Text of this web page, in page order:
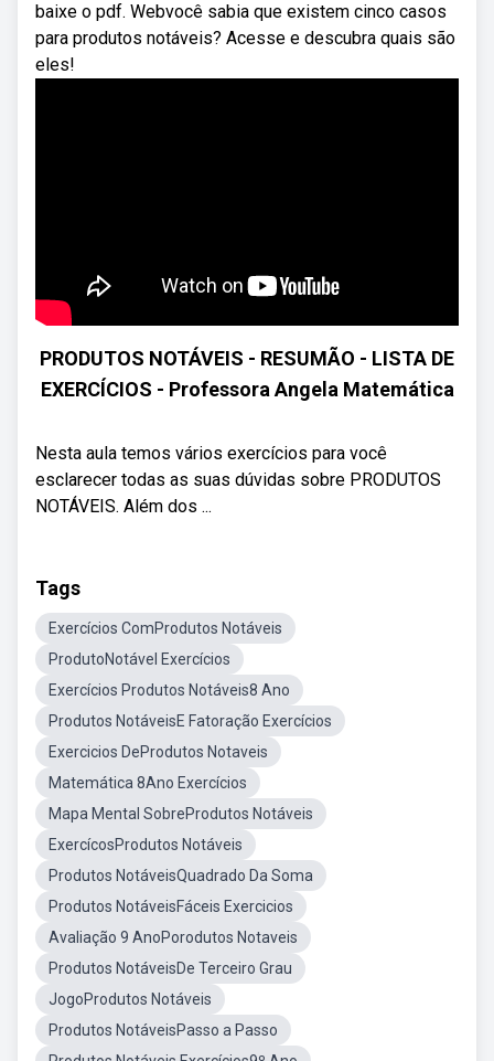
baixe o pdf. Webvocê sabia que existem cinco casos
para produtos notáveis? Acesse e descubra quais são
eles!
PRODUTOS NOTÁVEIS - RESUMÃO - LISTA DE
EXERCÍCIOS - Professora Angela Matemática
Nesta aula temos vários exercícios para você
esclarecer todas as suas dúvidas sobre PRODUTOS
NOTÁVEIS. Além dos ...
Tags
Exercícios ComProdutos Notáveis
ProdutoNotável Exercícios
Exercícios Produtos Notáveis8 Ano
Produtos NotáveisE Fatoração Exercícios
Exercicios DeProdutos Notaveis
Matemática 8Ano Exercícios
Mapa Mental SobreProdutos Notáveis
ExercícosProdutos Notáveis
Produtos NotáveisQuadrado Da Soma
Produtos NotáveisFáceis Exercicios
Avaliação 9 AnoPorodutos Notaveis
Produtos NotáveisDe Terceiro Grau
JogoProdutos Notáveis
Produtos NotáveisPasso a Passo